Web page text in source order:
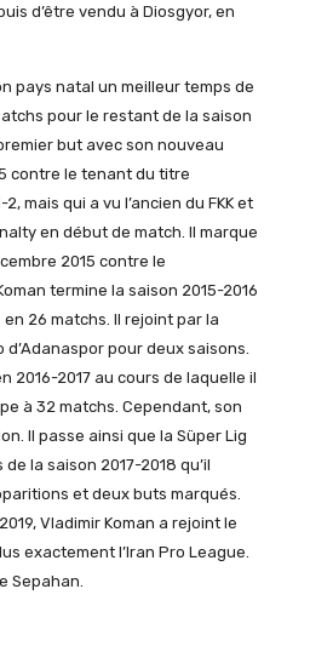
d’être vendu à Diosgyor, en
pays natal un meilleur temps de
pour le restant de la saison
but avec son nouveau
contre le tenant du titre
mais qui a vu l’ancien du FKK et
en début de match. Il marque
2015 contre le
termine la saison 2015-2016
26 matchs. Il rejoint par la
pour deux saisons.
2016-2017 au cours de laquelle il
à 32 matchs. Cependant, son
Il passe ainsi que la Süper Lig
la saison 2017-2018 qu’il
et deux buts marqués.
Vladimir Koman a rejoint le
exactement l’Iran Pro League.
Sepahan.